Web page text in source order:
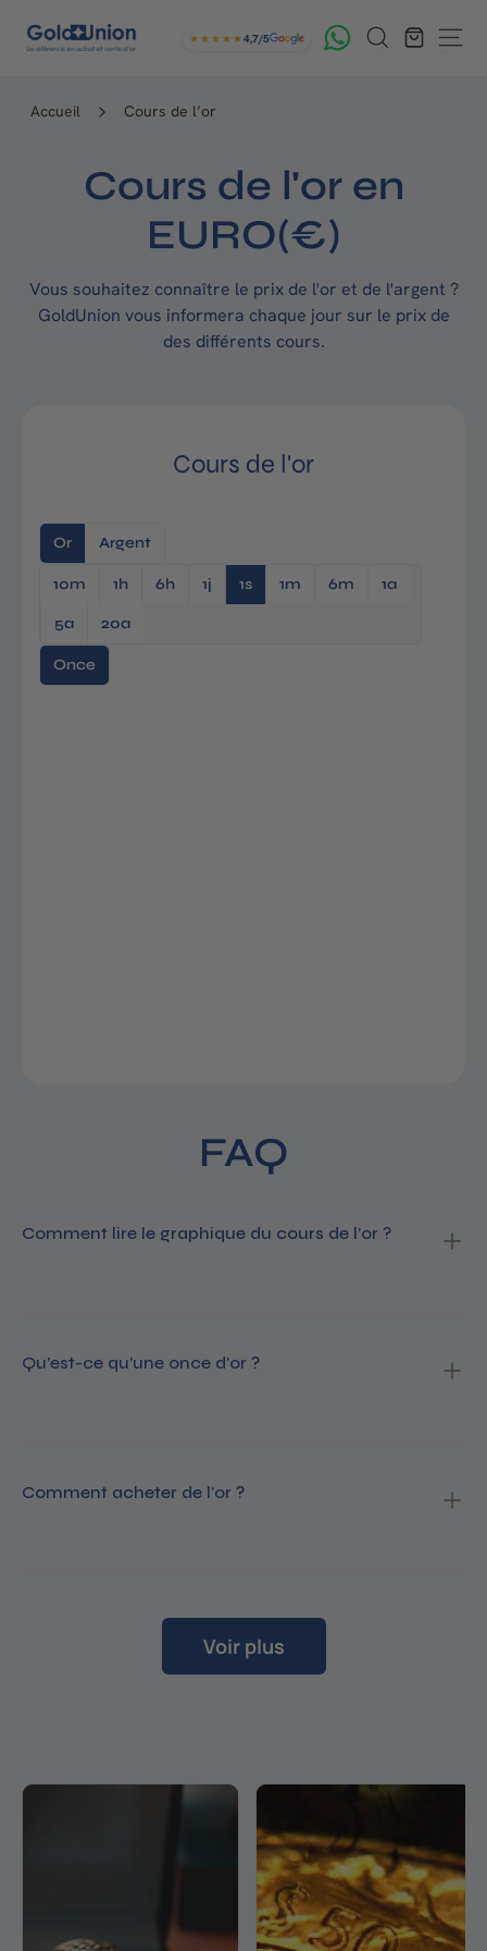
G
o
n
★★★★★4,7/5
Rechercher
Accueil Cours de l’or
Cours de l'or en
EURO(€)
Vous souhaitez connaître le prix de l'or et de l'argent ?
GoldUnion vous informera chaque jour sur le prix de
des différents cours.
Cours de l'or
Or Argent
10m 1h 6h 1j 1s 1m 6m 1a
5a 20a
Once
FAQ
Comment lire le graphique du cours de l’or ?
Qu’est-ce qu’une once d’or ?
Comment acheter de l’or ?
Voir plus